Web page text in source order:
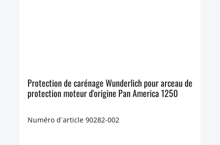
Protection de carénage Wunderlich pour arceau de
protection moteur d'origine Pan America 1250
Numéro d´article 90282-002